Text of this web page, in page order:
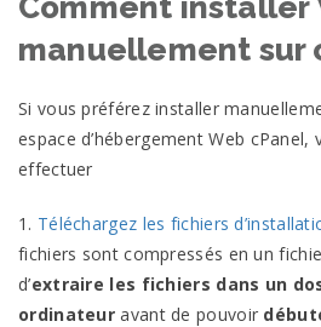
manuellement sur
Si vous préférez installer
espace d’hébergement Web cPanel,
effectuer
1. Téléchargez les fichiers
fichiers sont compressés en un
d’extraire les fichiers dans un
ordinateur avant de pouvoir